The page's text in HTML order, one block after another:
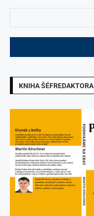
KNIHA ŠÉFREDAKTORA